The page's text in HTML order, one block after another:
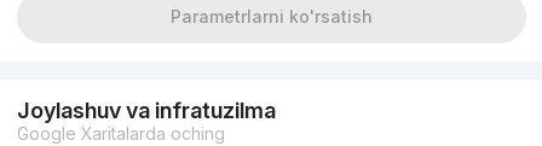
Parametrlarni ko'rsatish
Joylashuv va infratuzilma
Google Xaritalarda oching